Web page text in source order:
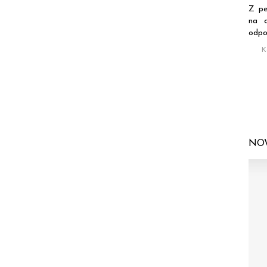
Z
na